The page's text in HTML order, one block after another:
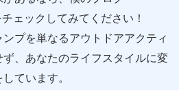
ェックしてみてください！
プを単なるアウトドアアクティ
ず、あなたのライフスタイルに変
ています。